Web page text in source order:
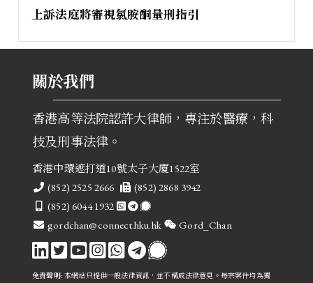
上訴法庭將審視氯胺酮量刑指引
關於我們
香港高等法院認許大律師，專注於醫療，科
技及刑事法律。
香港中環遮打道10號太子大廈1522室
電話
(852) 2525 2666 傳真
(852) 2868 3942
手提
(852) 6044 1932
電郵
gordchan@connect.hku.hk 微信
Gord_Chan
免責聲明: 本網站只提供一般法律資訊，並不構成法律意見。每宗案件均為獨